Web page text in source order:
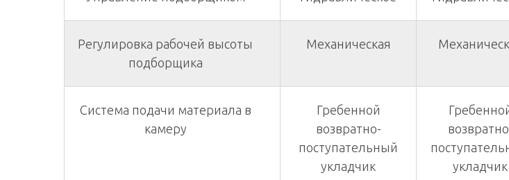
Регулировка рабочей высоты
подборщика
Механическая
Система подачи материала в
камеру
Гребенной
возвратно-
поступательный
укладчик
укладчик